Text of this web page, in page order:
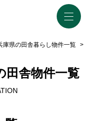
庫県の田舎暮らし物件一覧 >
田舎物件一覧